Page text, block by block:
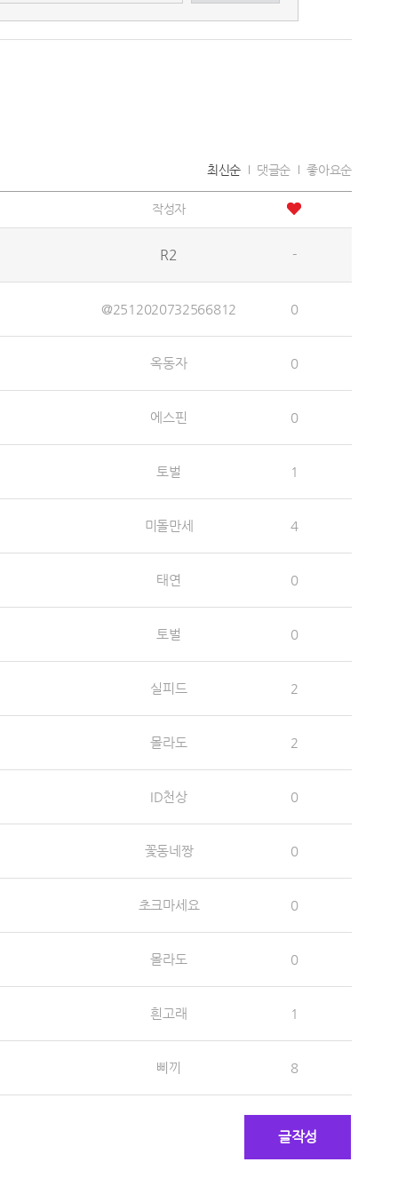
최신순 댓글순 좋아요순
작성자
R2 -
@2512020732566812 0
옥동자 0
에스핀 0
토벌 1
미돌만세 4
태연 0
토벌 0
실피드 2
몰라도 2
ID천상 0
꽃동네짱 0
초크마세요 0
몰라도 0
흰고래 1
삐끼 8
글작성